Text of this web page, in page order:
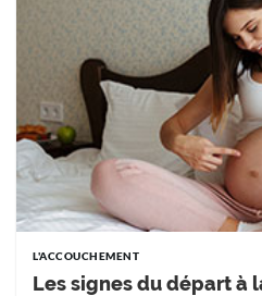
L'ACCOUCHEMENT
Les signes du départ à